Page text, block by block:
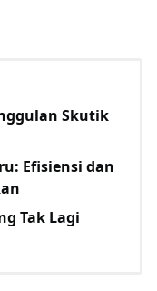
Skutik
Efisiensi dan
Tak Lagi